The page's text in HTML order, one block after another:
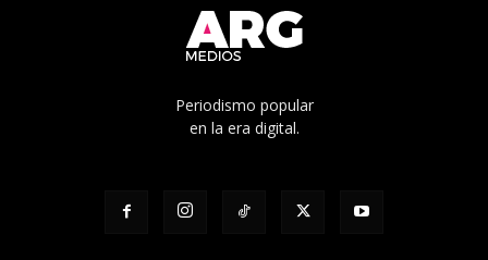
Periodismo popular
en la era digital.